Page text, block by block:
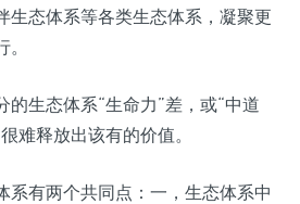
生态体系等各类生态体系，凝聚更
的生态体系“生命力”差，或“中道
难释放出该有的价值。
系有两个共同点：一，生态体系中